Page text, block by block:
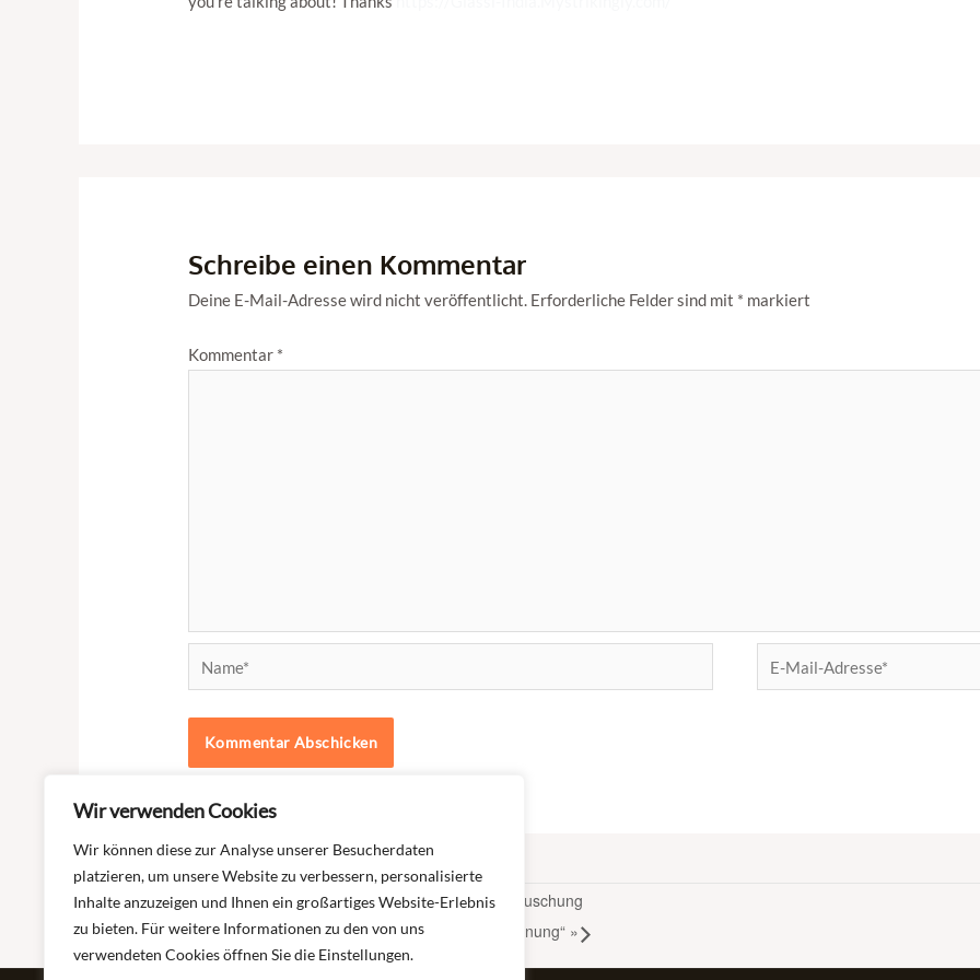
Wir verwenden Cookies
Wir können diese zur Analyse unserer Besucherdaten
platzieren, um unsere Website zu verbessern, personalisierte
Inhalte anzuzeigen und Ihnen ein großartiges Website-Erlebnis
zu bieten. Für weitere Informationen zu den von uns
verwendeten Cookies öffnen Sie die Einstellungen.
Schreibe einen Kommentar
Deine E-Mail-Adresse wird nicht veröffentlicht. Erforderliche Felder sind mit * markiert
Kommentar *
Mail-
«Selbsthilfegruppe ABC Bad Soden-Salmünster – Enttäuschung
Selbsthilfegruppe ABC Neuss – „Anspannung – Entspannung“ »